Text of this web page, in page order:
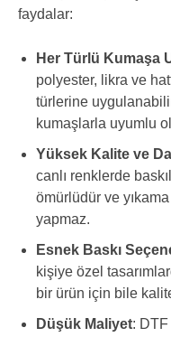
faydalar:
Her Türlü Kumaşa
polyester, likra ve
türlerine
kumaşlarla uyumlu
Yüksek Kalite ve
canlı renklerde
ömürlüdür ve
yapmaz.
Esnek Baskı
kişiye özel
bir ürün için bile
Düşük Maliyet: